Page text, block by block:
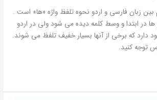
زبان فارسی و اردو نحوه تلفظ واژه «ها» است .
در ابتدا و وسط کلمه دیده می شود ولی در اردو
دارد که برخی از آنها بسیار خفیف تلفظ می شوند.
توجه کنید.